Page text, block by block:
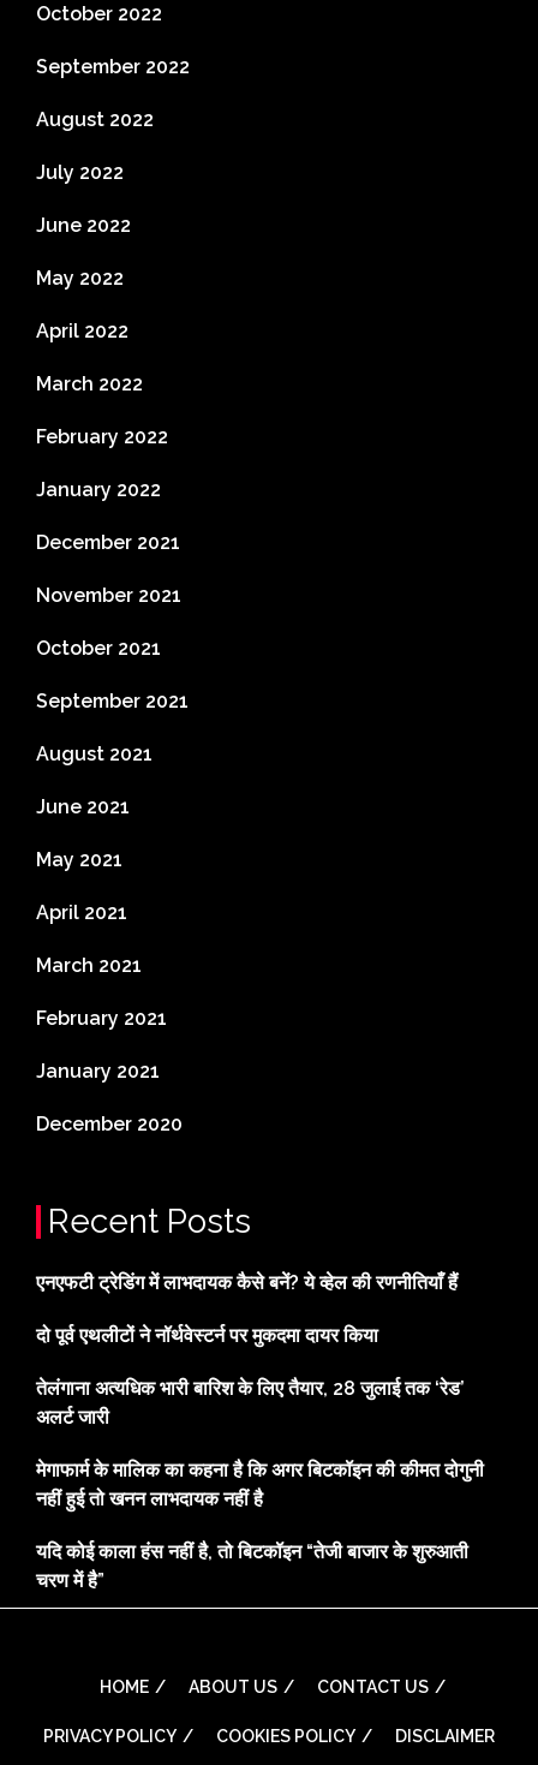
October 2022
September 2022
August 2022
July 2022
June 2022
May 2022
April 2022
March 2022
February 2022
January 2022
December 2021
November 2021
October 2021
September 2021
August 2021
June 2021
May 2021
April 2021
March 2021
February 2021
January 2021
December 2020
Recent Posts
एनएफटी ट्रेडिंग में लाभदायक कैसे बनें? ये व्हेल की रणनीतियाँ हैं
दो पूर्व एथलीटों ने नॉर्थवेस्टर्न पर मुकदमा दायर किया
तेलंगाना अत्यधिक भारी बारिश के लिए तैयार, 28 जुलाई तक ‘रेड’
अलर्ट जारी
मेगाफार्म के मालिक का कहना है कि अगर बिटकॉइन की कीमत दोगुनी
नहीं हुई तो खनन लाभदायक नहीं है
यदि कोई काला हंस नहीं है, तो बिटकॉइन “तेजी बाजार के शुरुआती
चरण में है”
HOME ABOUT US CONTACT US
PRIVACY POLICY COOKIES POLICY DISCLAIMER